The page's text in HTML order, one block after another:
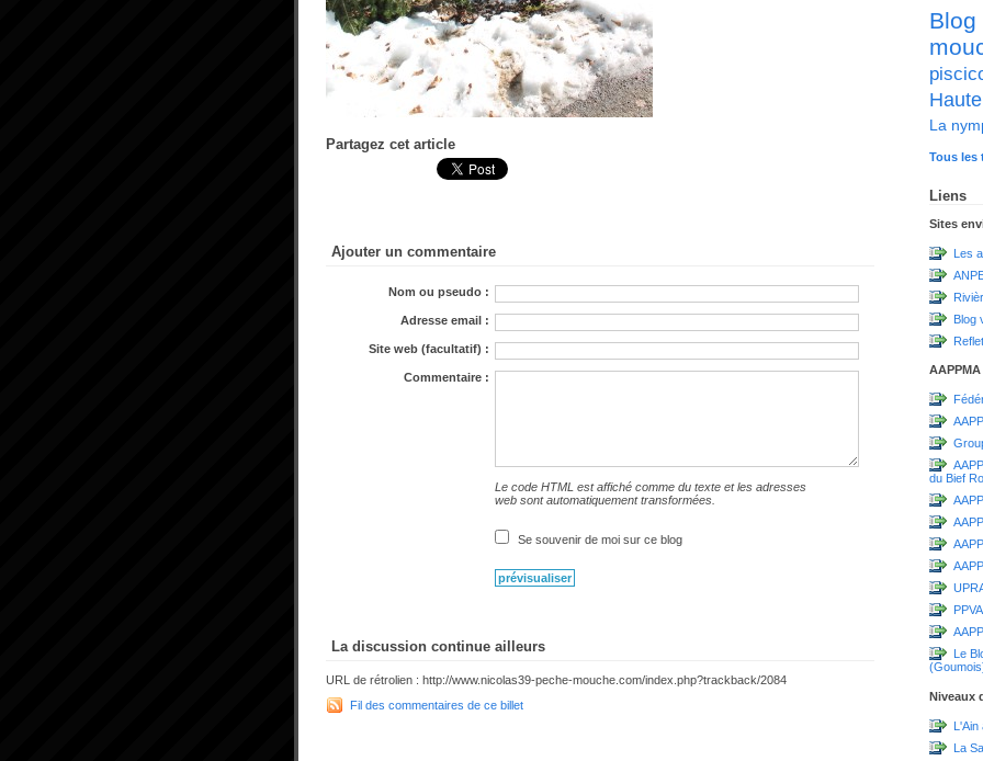
Partagez cet article
Ajouter un commentaire
Nom ou pseudo :
Adresse email :
Site web (facultatif) :
Commentaire :
Le code HTML est affiché comme du texte et les adresses
web sont automatiquement transformées.
Se souvenir de moi sur ce blog
La discussion continue ailleurs
URL de rétrolien : http://www.nicolas39-peche-mouche.com/index.php?trackback/2084
Fil des commentaires de ce billet
La
Tous les
Liens
Sites
Les
Blog
AAPPMA
du Bief
PPVA
Le
Niveaux
L'Ain
La